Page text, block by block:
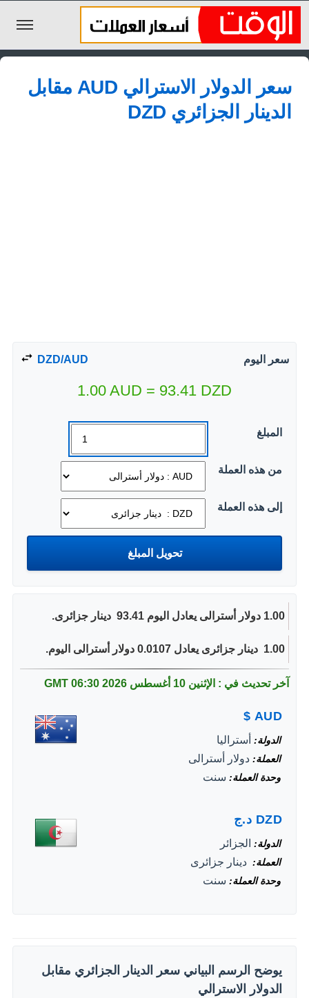
الليرة السورية
الجنيه المصري
الريال السعودي
سعر الدولار الاسترالي AUD مقابل
الدينار الجزائري DZD
سعر اليوم DZD/AUD
1.00 AUD = 93.41 DZD
المبلغ
من هذه العملة
إلى هذه العملة
1.00 دولار أسترالى يعادل اليوم 93.41 ‏ دينار جزائرى.
1.00 ‏ دينار جزائرى يعادل 0.0107 دولار أسترالى اليوم.
آخر تحديث في : الإثنين 10 أغسطس 2026 06:30 GMT
AUD
$
الدولة أستراليا
العملة دولار أسترالى
وحدة العملة سنت
DZD د.ج
الدولة الجزائر
العملة ‏ دينار جزائرى
وحدة العملة سنت
يوضح الرسم البياني سعر الدينار الجزائري مقابل
الدولار الاسترالي